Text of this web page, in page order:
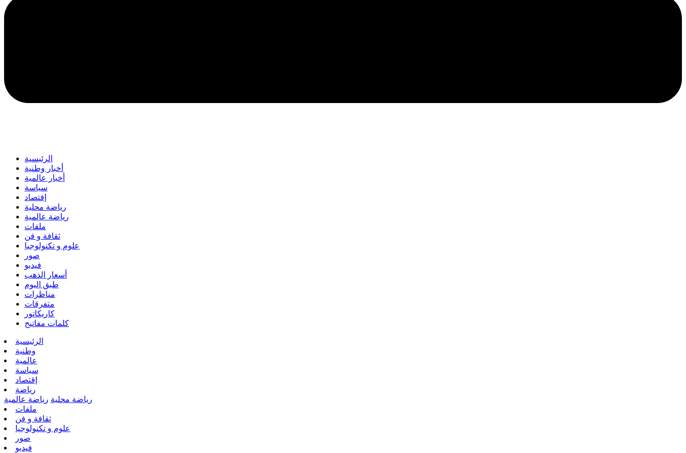
الرئيسية
أخبار وطنية
أخبار عالمية
سياسة
إقتصاد
رياضة محلية
رياضة عالمية
ملفات
ثقافة و فن
علوم و تكنولوجيا
صور
فيديو
أسعار الذهب
طبق اليوم
مناظرات
متفرقات
كاريكاتور
كلمات مفاتيح
الرئيسية
وطنية
عالمية
سياسة
إقتصاد
رياضة
رياضة محلية رياضة عالمية
ملفات
ثقافة و فن
علوم و تكنولوجيا
صور
فيديو